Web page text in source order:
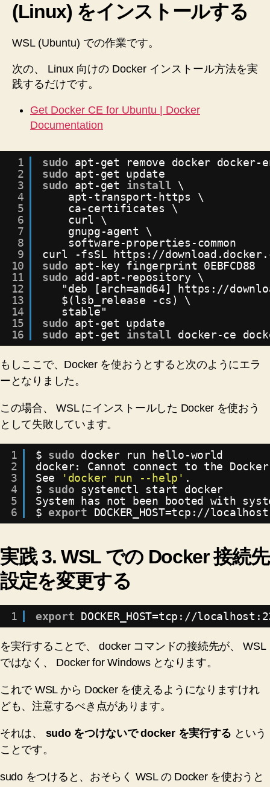
(Linux) をインストールする
WSL (Ubuntu) での作業です。
次の、 Linux 向けの Docker インストール方法を実
践するだけです。
Get Docker CE for Ubuntu | Docker
Documentation
1
2
3
4
5
6
7
8
9
10
11
12
13
14
15
16
sudo
apt-get remove docker
sudo
apt-get update
sudo
apt-get install \
apt-transport-https \
ca-certificates \
curl \
gnupg-agent \
software-properties-common
curl -fsSL https: //download
sudo
apt-key fingerprint 0EBFCD88
sudo
add-apt-repository \
"deb [arch=amd64] https: //
$(lsb_release -cs) \
stable"
sudo
apt-get update
sudo
apt-get install docker-ce
もしここで、Docker を使おうとすると次のようにエラ
ーとなりました。
この場合、 WSL にインストールした Docker を使おう
として失敗しています。
1
2
3
4
5
6
$ sudo docker run hello-world
docker: Cannot connect to the
See
'docker run --help' .
$ sudo systemctl start docker
System has not been booted with
$ export DOCKER_HOST=tcp: //localhost
実践 3. WSL での Docker 接続先
設定を変更する
1 export DOCKER_HOST=tcp: //localhost
を実行することで、 docker コマンドの接続先が、 WSL
ではなく、 Docker for Windows となります。
これで WSL から Docker を使えるようになりますけれ
ども、注意するべき点があります。
それは、 sudo をつけないで docker を実行する という
ことです。
sudo をつけると、おそらく WSL の Docker を使おうと